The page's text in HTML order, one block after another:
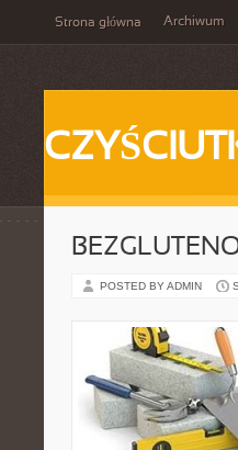
Strona główna Archiwum
POSTED BY ADMIN